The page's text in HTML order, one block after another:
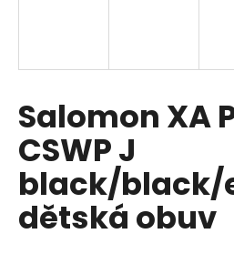
Salomon XA
CSWP J
black/black/
dětská obuv
í
?
HLEDAT